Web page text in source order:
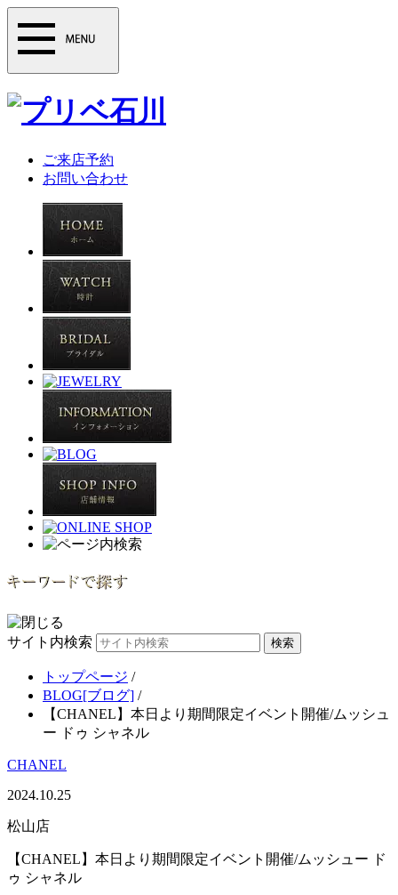
ご来店予約
お問い合わせ
サイト内検索
トップページ /
BLOG[ブログ] /
【CHANEL】本日より期間限定イベント開催/ムッシュ
ー ドゥ シャネル
CHANEL
2024.10.25
松山店
【CHANEL】本日より期間限定イベント開催/ムッシュー ド
ゥ シャネル